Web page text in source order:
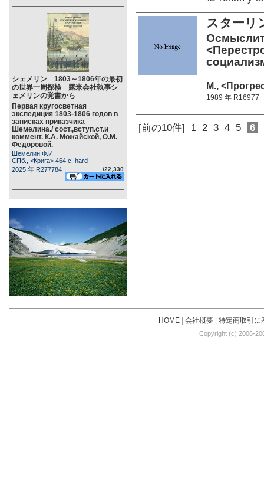
シェメリン 1803～1806年の最初
の世界一周探検 露米会社執事シ
ェメリンの覚書から
Первая кругосветная
экспедиция 1803-1806 годов в
записках приказчика
Шемелина./ сост.,вступ.ст.и
коммент. К.А. Можайской, О.М.
Федоровой.
Шемелин Ф.И.
СПб., <Крига> 464 c. hard
2025 年 R277784
\22,330
スターリ
М.,
1989 年 R16977
[前の10件] 1 2 3 4 5 6
HOME| 会社概要| 特定商取引に
Copyright (c) 2006-